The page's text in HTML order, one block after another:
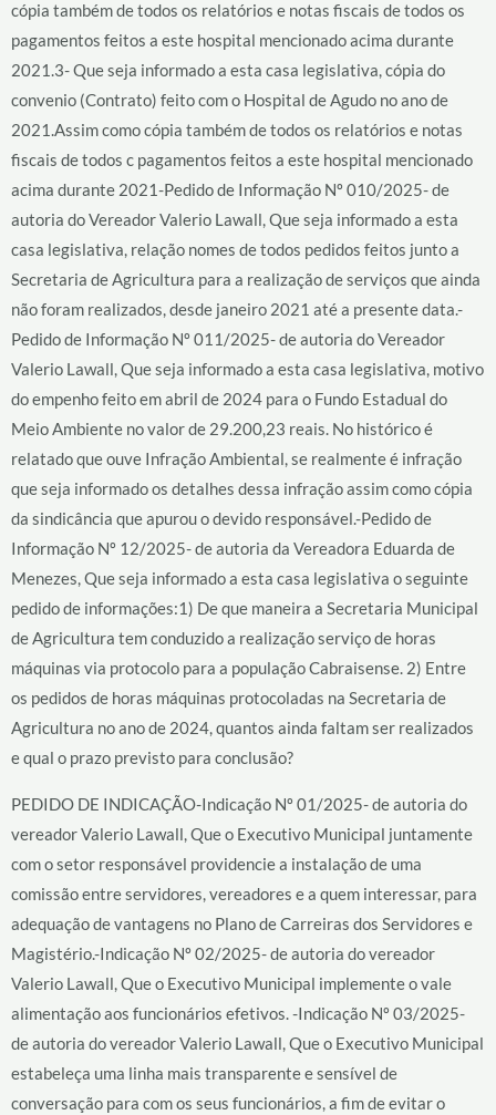
cópia também de todos os relatórios e notas fiscais de todos os
pagamentos feitos a este hospital mencionado acima durante
2021.3- Que seja informado a esta casa legislativa, cópia do
convenio (Contrato) feito com o Hospital de Agudo no ano de
2021.Assim como cópia também de todos os relatórios e notas
fiscais de todos c pagamentos feitos a este hospital mencionado
acima durante 2021-Pedido de Informação Nº 010/2025- de
autoria do Vereador Valerio Lawall, Que seja informado a esta
casa legislativa, relação nomes de todos pedidos feitos junto a
Secretaria de Agricultura para a realização de serviços que ainda
não foram realizados, desde janeiro 2021 até a presente data.-
Pedido de Informação Nº 011/2025- de autoria do Vereador
Valerio Lawall, Que seja informado a esta casa legislativa, motivo
do empenho feito em abril de 2024 para o Fundo Estadual do
Meio Ambiente no valor de 29.200,23 reais. No histórico é
relatado que ouve Infração Ambiental, se realmente é infração
que seja informado os detalhes dessa infração assim como cópia
da sindicância que apurou o devido responsável.-Pedido de
Informação Nº 12/2025- de autoria da Vereadora Eduarda de
Menezes, Que seja informado a esta casa legislativa o seguinte
pedido de informações:1) De que maneira a Secretaria Municipal
de Agricultura tem conduzido a realização serviço de horas
máquinas via protocolo para a população Cabraisense. 2) Entre
os pedidos de horas máquinas protocoladas na Secretaria de
Agricultura no ano de 2024, quantos ainda faltam ser realizados
e qual o prazo previsto para conclusão?
PEDIDO DE INDICAÇÃO-Indicação Nº 01/2025- de autoria do
vereador Valerio Lawall, Que o Executivo Municipal juntamente
com o setor responsável providencie a instalação de uma
comissão entre servidores, vereadores e a quem interessar, para
adequação de vantagens no Plano de Carreiras dos Servidores e
Magistério.-Indicação Nº 02/2025- de autoria do vereador
Valerio Lawall, Que o Executivo Municipal implemente o vale
alimentação aos funcionários efetivos. -Indicação Nº 03/2025-
de autoria do vereador Valerio Lawall, Que o Executivo Municipal
estabeleça uma linha mais transparente e sensível de
conversação para com os seus funcionários, a fim de evitar o